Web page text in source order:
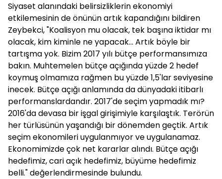
Siyaset alanındaki belirsizliklerin ekonomiyi
etkilemesinin de önünün artık kapandığını bildiren
Zeybekci, "Koalisyon mu olacak, tek başına iktidar mı
olacak, kim kiminle ne yapacak... Artık böyle bir
tartışma yok. Bizim 2017 yılı bütçe performansımıza
bakın. Muhtemelen bütçe açığında yüzde 2 hedef
koymuş olmamıza rağmen bu yüzde 1,5'lar seviyesine
inecek. Bütçe açığı anlamında da dünyadaki itibarlı
performanslardandır. 2017'de seçim yapmadık mı?
2016'da devasa bir işgal girişimiyle karşılaştık. Terörün
her türlüsünün yaşandığı bir dönemden geçtik. Artık
seçim ekonomileri uygulanmıyor ve uygulanamaz.
Ekonomimizde çok net kararlar alındı. Bütçe açığı
hedefimiz, cari açık hedefimiz, büyüme hedefimiz
belli." değerlendirmesinde bulundu.